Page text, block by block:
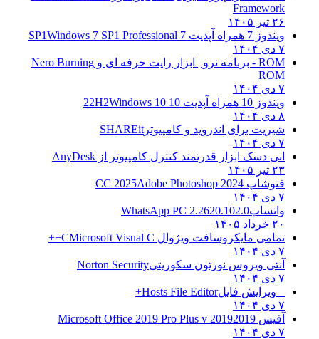
Framework
۲۶ تیر ۱۴۰۵
ویندوز 7 همراه آپدیت 7 SP1
Windows 7 SP1 Professional
۷ دی ۱۴۰۴
ROM - برنامه نرو | ابزار رایت حرفه ای و
Nero Burning
ROM
۷ دی ۱۴۰۴
ویندوز 10 همراه آپدیت 10 22H2
Windows 10
۸ دی ۱۴۰۴
شیریت برای اندروید و کامپیوتر SHAREit
۷ دی ۱۴۰۴
انی دسک ابزار قدرتمند کنترل کامپیوتر از AnyDesk
۲۳ تیر ۱۴۰۵
فتوشاپ CC 2025 Adobe Photoshop 2024
۷ دی ۱۴۰۴
واتساپWhatsApp PC 2.2620.102.0
۲۰ خرداد ۱۴۰۵
تمامی مایکروسافت ویژوال C Microsoft Visual C++
۷ دی ۱۴۰۴
آنتی ویروس نورتون سکوریتیNorton Security
۷ دی ۱۴۰۴
– ویرایش فایلHosts File Editor+
۷ دی ۱۴۰۴
آفیس 2019 2019 Microsoft Office 2019 Pro Plus v
۷ دی ۱۴۰۴